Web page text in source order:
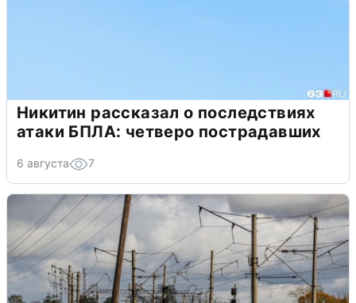
Никитин рассказал о последствиях
атаки БПЛА: четверо пострадавших
6 августа 7